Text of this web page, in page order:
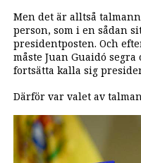
Men det är alltså
person, som i en sådan
presidentposten. Och
måste Juan Guaidó
fortsätta kalla sig
Därför var valet av